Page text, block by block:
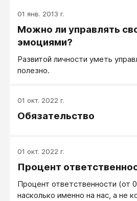
01 янв. 2013 г.
Можно ли управлять
эмоциями?
Развитой личности уметь
полезно.
01 окт. 2022 г.
Обязательство
01 окт. 2022 г.
Процент
Процент ответственности (от
насколько именно на нас, а не